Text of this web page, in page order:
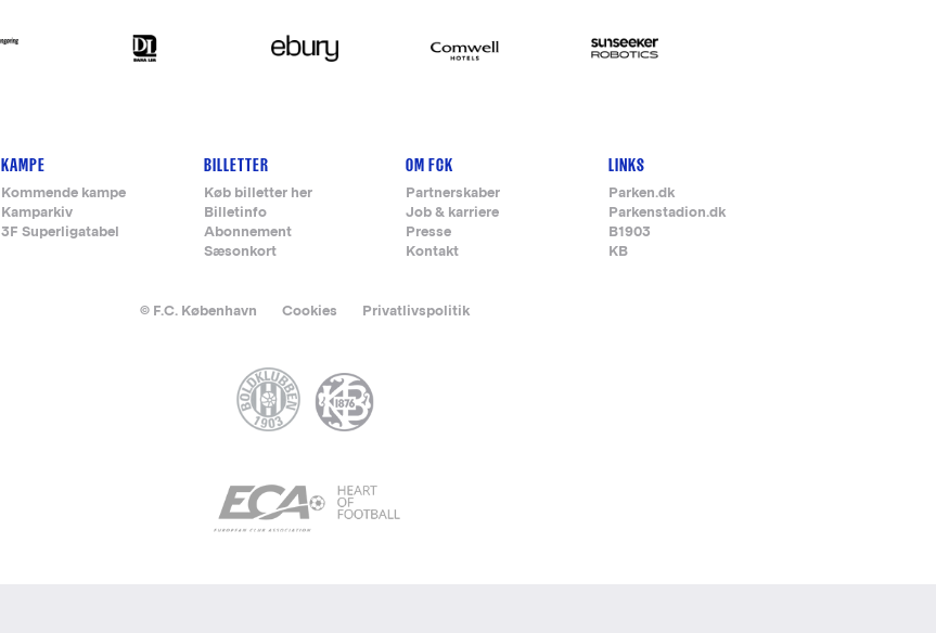
KAMPE
Kommende kampe
Kamparkiv
3F Superligatabel
BILLETTER
Køb billetter her
Billetinfo
Abonnement
Sæsonkort
OM FCK
Partnerskaber
Job & karriere
Presse
Kontakt
LINKS
Parken.dk
Parkenstadion.dk
B1903
KB
© F.C. København Cookies Privatlivspolitik